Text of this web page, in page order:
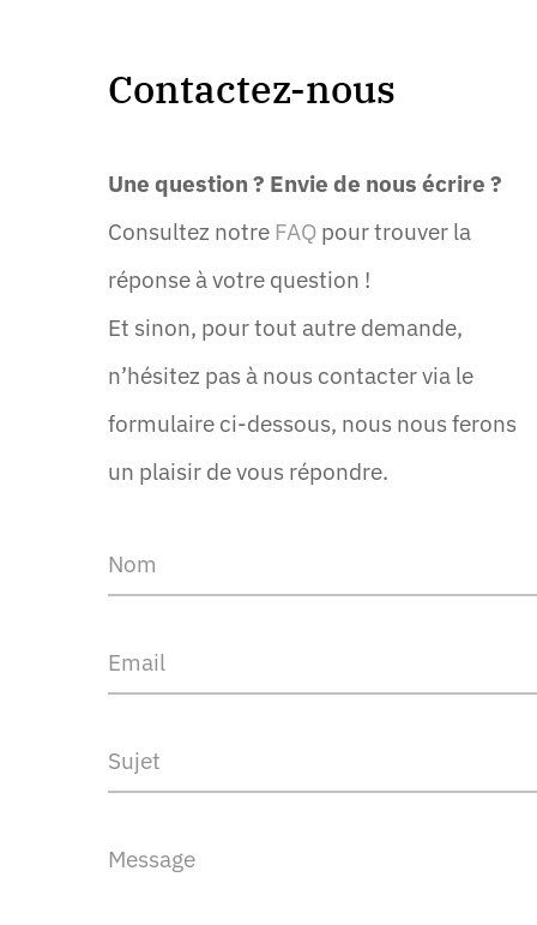
Contactez-nous
Une question ? Envie de nous écrire ?
Consultez notre FAQ pour trouver la
réponse à votre question !
Et sinon, pour tout autre demande,
n’hésitez pas à nous contacter via le
formulaire ci-dessous, nous nous ferons
un plaisir de vous répondre.